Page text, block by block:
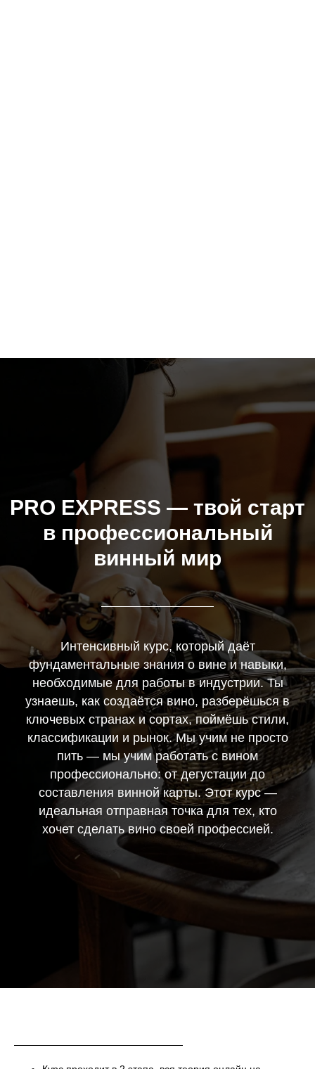
PRO EXPRESS — твой старт
в профессиональный
винный мир
Интенсивный курс, который даёт
фундаментальные знания о вине и навыки,
необходимые для работы в индустрии. Ты
узнаешь, как создаётся вино, разберёшься в
ключевых странах и сортах, поймёшь стили,
классификации и рынок. Мы учим не просто
пить — мы учим работать с вином
профессионально: от дегустации до
составления винной карты. Этот курс —
идеальная отправная точка для тех, кто
хочет сделать вино своей профессией.